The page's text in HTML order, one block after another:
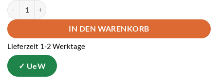
Einfach so! Hör-Lese-Buch – ab Klasse 4 Menge
IN DEN WARENKORB
Lieferzeit 1-2 Werktage